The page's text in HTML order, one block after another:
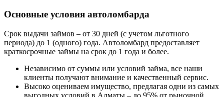
Основные условия автоломбарда
Срок выдачи займов – от 30 дней (с учетом льготного
периода) до 1 (одного) года. Автоломбард предоставляет
краткосрочные займы на срок до 1 года и более.
Независимо от суммы или условий займа, все наши
клиенты получают внимание и качественный сервис.
Высоко оцениваем имущество, предлагая одни из самых
выгодных условий в Алматы – до 95% от рыночной